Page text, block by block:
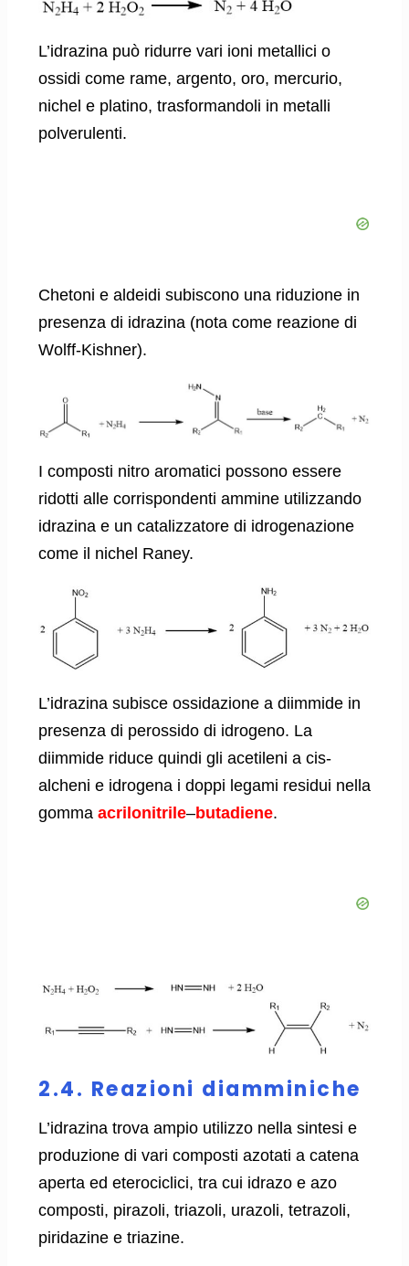
L’idrazina può ridurre vari ioni metallici o
ossidi come rame, argento, oro, mercurio,
nichel e platino, trasformandoli in metalli
polverulenti.
Chetoni e aldeidi subiscono una riduzione in
presenza di idrazina (nota come reazione di
Wolff-Kishner).
I composti nitro aromatici possono essere
ridotti alle corrispondenti ammine utilizzando
idrazina e un catalizzatore di idrogenazione
come il nichel Raney.
L’idrazina subisce ossidazione a diimmide in
presenza di perossido di idrogeno. La
diimmide riduce quindi gli acetileni a cis-
alcheni e idrogena i doppi legami residui nella
gomma acrilonitrile–butadiene.
2.4. Reazioni diamminiche
L’idrazina trova ampio utilizzo nella sintesi e
produzione di vari composti azotati a catena
aperta ed eterociclici, tra cui idrazo e azo
composti, pirazoli, triazoli, urazoli, tetrazoli,
piridazine e triazine.